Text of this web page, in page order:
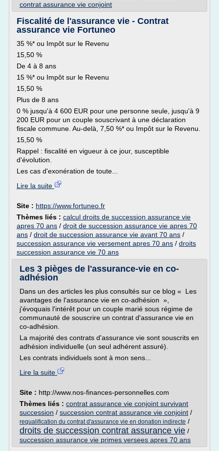
contrat assurance vie conjoint
Fiscalité de l'assurance vie - Contrat
assurance vie Fortuneo
35 %* ou Impôt sur le Revenu
15,50 %
De 4 à 8 ans
15 %* ou Impôt sur le Revenu
15,50 %
Plus de 8 ans
0 % jusqu'à 4 600 EUR pour une personne seule, jusqu'à 9
200 EUR pour un couple souscrivant à une déclaration
fiscale commune. Au-delà, 7,50 %* ou Impôt sur le Revenu.
15,50 %
Rappel : fiscalité en vigueur à ce jour, susceptible
d'évolution.
Les cas d'exonération de toute...
Lire la suite
Site : https://www.fortuneo.fr
Thèmes liés : calcul droits de succession assurance vie
apres 70 ans / droit de succession assurance vie apres 70
ans / droit de succession assurance vie avant 70 ans /
succession assurance vie versement apres 70 ans / droits
succession assurance vie 70 ans
Les 3 pièges de l'assurance-vie en co-
adhésion
Dans un des articles les plus consultés sur ce blog « Les
avantages de l'assurance vie en co-adhésion »,
j'évoquais l'intérêt pour un couple marié sous régime de
communauté de souscrire un contrat d'assurance vie en
co-adhésion.
La majorité des contrats d'assurance vie sont souscrits en
adhésion individuelle (un seul adhérent assuré).
Les contrats individuels sont à mon sens...
Lire la suite
Site : http://www.nos-finances-personnelles.com
Thèmes liés : contrat assurance vie conjoint survivant
succession / succession contrat assurance vie conjoint /
requalification du contrat d'assurance vie en donation indirecte /
droits de succession contrat assurance vie /
succession assurance vie primes versees apres 70 ans